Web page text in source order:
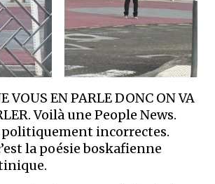
VOUS EN PARLE DONC ON VA
Voilà une People News.
incorrectes.
la poésie boskafienne